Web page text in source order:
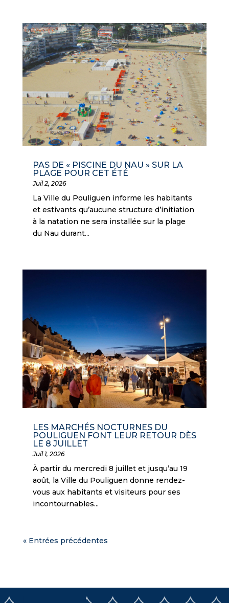
PAS DE « PISCINE DU NAU » SUR LA
PLAGE POUR CET ÉTÉ
Juil 2, 2026
La Ville du Pouliguen informe les habitants
et estivants qu’aucune structure d’initiation
à la natation ne sera installée sur la plage
du Nau durant...
LES MARCHÉS NOCTURNES DU
POULIGUEN FONT LEUR RETOUR DÈS
LE 8 JUILLET
Juil 1, 2026
À partir du mercredi 8 juillet et jusqu’au 19
août, la Ville du Pouliguen donne rendez-
vous aux habitants et visiteurs pour ses
incontournables...
« Entrées précédentes